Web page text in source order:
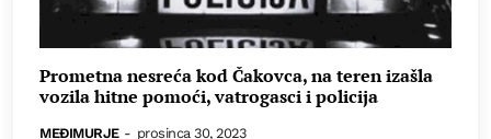
Prometna nesreća kod Čakovca, na teren izašla
vozila hitne pomoći, vatrogasci i policija
MEĐIMURJE - prosinca 30, 2023